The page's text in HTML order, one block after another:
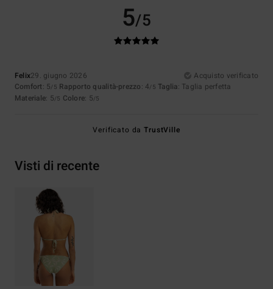
5/5
Felix29. giugno 2026
Acquisto verificato
Comfort: 5/5 Rapporto qualità-prezzo: 4/5 Taglia: Taglia perfetta
Materiale: 5/5 Colore: 5/5
Verificato daTrustVille
Visti di recente